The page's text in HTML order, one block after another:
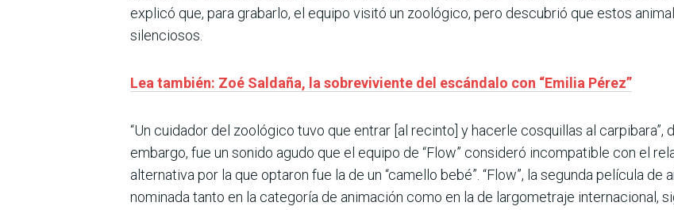
explicó que, para grabarlo, el equipo visitó un zoológico, pero descubrió que estos
silenciosos.
Lea también: Zoé Saldaña, la sobreviviente del escándalo con “Emilia Pérez”
“Un cuidador del zoológico tuvo que entrar [al recinto] y hacerle cosquillas al carpibara”,
embargo, fue un sonido agudo que el equipo de “Flow” consideró incompatible con el
alternativa por la que optaron fue la de un “camello bebé”. “Flow”, la segunda película
nominada tanto en la categoría de animación como en la de largometraje internacional,